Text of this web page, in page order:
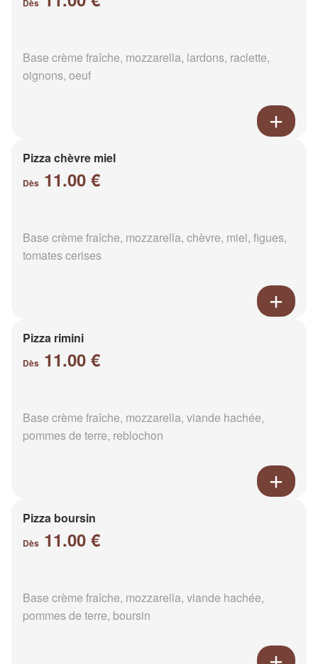
Dès
Base crème fraîche, mozzarella, lardons, raclette,
oignons, oeuf
Pizza chèvre miel
Dès 11.00 €
Base crème fraîche, mozzarella, chèvre, miel, figues,
tomates cerises
Pizza rimini
Dès 11.00 €
Base crème fraîche, mozzarella, viande hachée,
pommes de terre, reblochon
Pizza boursin
Dès 11.00 €
Base crème fraîche, mozzarella, viande hachée,
pommes de terre, boursin